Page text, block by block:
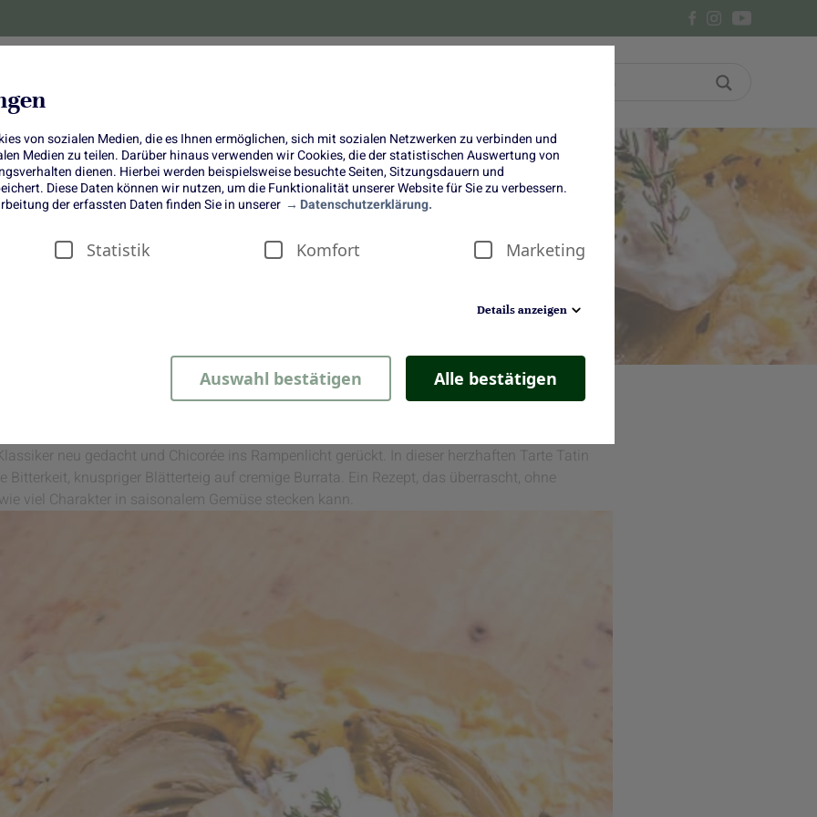
von sozialen Medien, die es Ihnen ermöglichen, sich mit sozialen Netzwerken zu verbinden und
Medien zu teilen. Darüber hinaus verwenden wir Cookies, die der statistischen Auswertung von
dienen. Hierbei werden beispielsweise besuchte Seiten, Sitzungsdauern und
Diese Daten können wir nutzen, um die Funktionalität unserer Website für Sie zu verbessern.
der erfassten Daten finden Sie in unserer
Datenschutzerklärung.
Statistik Komfort Marketing
Details anzeigen
Auswahl bestätigen Alle bestätigen
Wenig Zutaten, großer Moment:
Karamellisierte Chicorée-Tarte mit
neu gedacht und Chicorée ins Rampenlicht gerückt. In dieser herzhaften Tarte Tatin
knuspriger Blätterteig auf cremige Burrata. Ein Rezept, das überrascht, ohne
viel Charakter in saisonalem Gemüse stecken kann.